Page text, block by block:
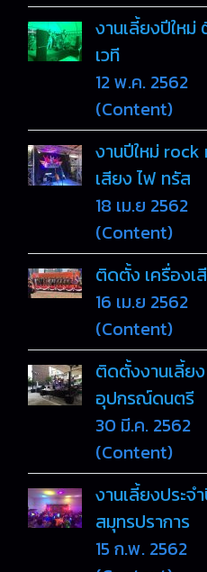
งานเลี้ยงปีให
เวที
12 พ.ค. 2562
(Content)
งานปีใหม่ rock
เสียง ไฟ ทรัส
18 เม.ย 2562
(Content)
ติดตั้ง เครื่องเ
16 เม.ย 2562
(Content)
ติดตั้งงานเลี้ย
อุปกรณ์ดนตรี
30 มี.ค. 2562
(Content)
งานเลี้ยงประจ
สมุทรปราการ
15 ก.พ. 2562